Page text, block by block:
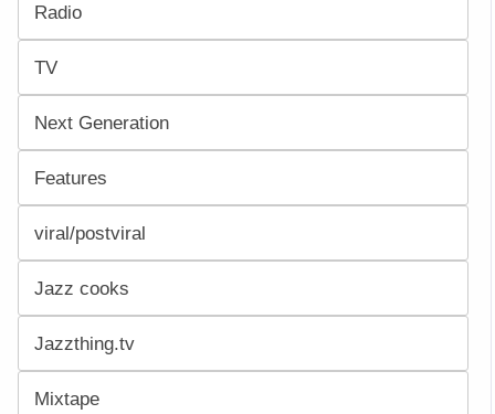
Radio
TV
Next Generation
Features
viral/postviral
Jazz cooks
Jazzthing.tv
Mixtape